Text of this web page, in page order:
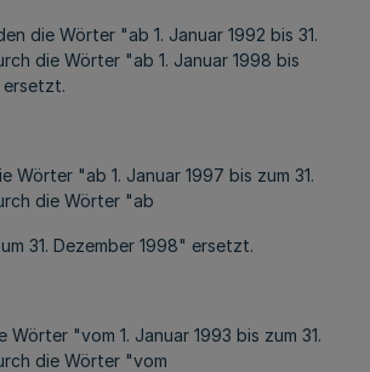
die Wörter "ab 1. Januar 1992 bis 31.
die Wörter "ab 1. Januar 1998 bis
ersetzt.
Wörter "ab 1. Januar 1997 bis zum 31.
die Wörter "ab
31. Dezember 1998" ersetzt.
Wörter "vom 1. Januar 1993 bis zum 31.
die Wörter "vom